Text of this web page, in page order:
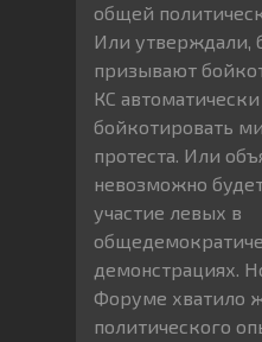
общей
Или утверждали,
призывают
КС
бойкотировать
протеста. Или
невозможно
участие левых в
демонстрациях.
Форуме хватило
политического